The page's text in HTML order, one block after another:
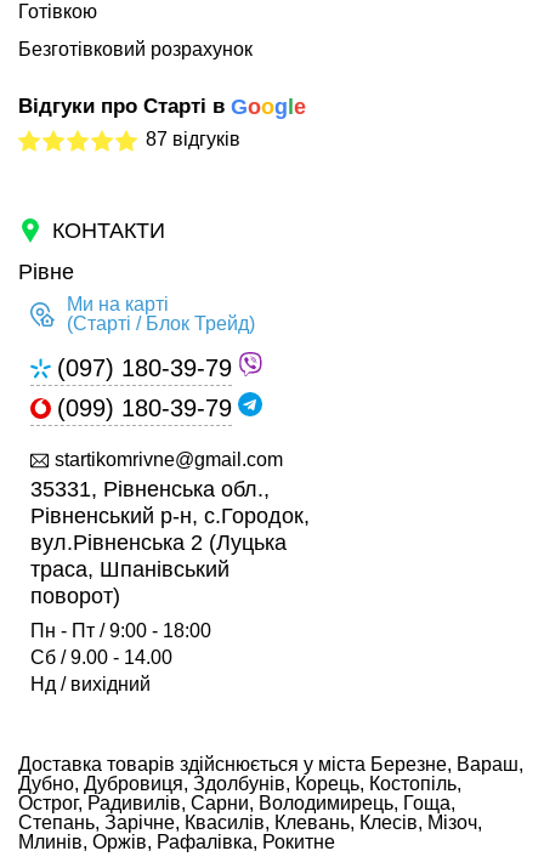
Готівкою
Безготівковий розрахунок
Відгуки про Старті в Goog e
87 відгуків
КОНТАКТИ
Рівне
Ми на карті
(Старті / Блок Трейд)
(097) 180-39-79
(099) 180-39-79
startikomrivne@gmail.com
35331, Рівненська обл.,
Рівненський р-н, с.Городок,
вул.Рівненська 2 (Луцька
траса, Шпанівський
поворот)
Пн - Пт / 9:00 - 18:00
Сб / 9.00 - 14.00
Нд / вихідний
Доставка товарів здійснюється у міста Березне, Вараш,
Дубно, Дубровиця, Здолбунів, Корець, Костопіль,
Острог, Радивилів, Сарни, Володимирець, Гоща,
Степань, Зарічне, Квасилів, Клевань, Клесів, Мізоч,
Млинів, Оржів, Рафалівка, Рокитне